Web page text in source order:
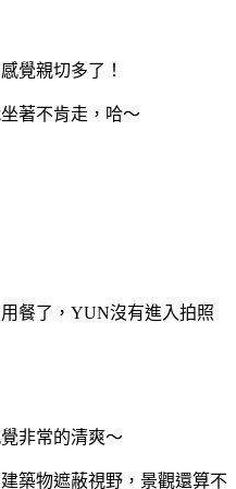
覺親切多了！
著不肯走，哈～
餐了，YUN沒有進入拍照
非常的清爽～
築物遮蔽視野，景觀還算不